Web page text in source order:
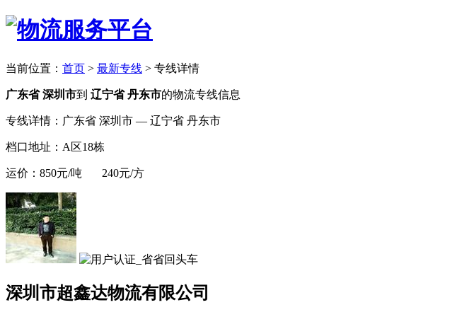
当前位置： 首页 > 最新专线 > 专线详情
广东省 深圳市到 辽宁省 丹东市的物流专线信息
专线详情：广东省 深圳市 — 辽宁省 丹东市
档口地址：A区18栋
运价：850元/吨 240元/方
深圳市超鑫达物流有限公司